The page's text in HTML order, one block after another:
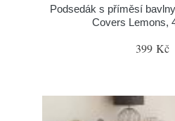
Podsedák s příměsí
Covers Lemons,
399 Kč